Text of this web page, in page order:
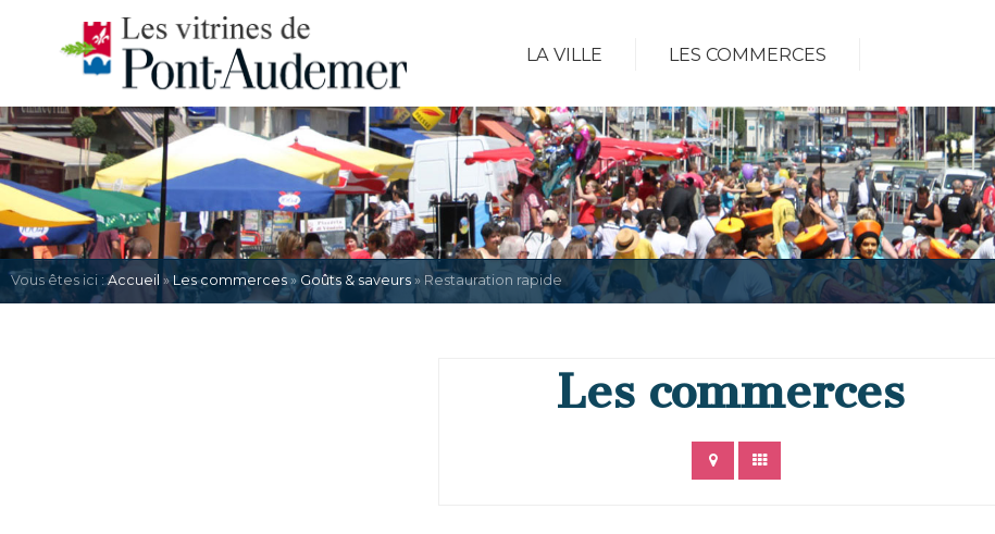
LA VILLE LES COMMERCES
Vous êtes ici :Accueil »Les commerces » Goûts & saveurs » Restauration rapide
Les commerces